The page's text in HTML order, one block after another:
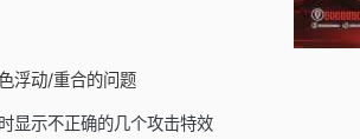
浮动/重合的问题
显示不正确的几个攻击特效